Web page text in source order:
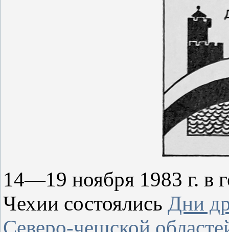
14—19 ноября 1983 г. в
Чехии состоялись Дни